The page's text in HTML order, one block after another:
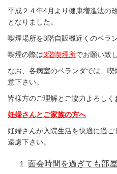
平成２４年4月より健康増進法の
となりました。
喫煙場所を3階自販機近くのベラ
喫煙の際は3階喫煙所でお願い致
なお、各病室のベランダでは、
意下さい。
皆様方のご理解とご協力よろしく
妊婦さんとご家族の方へ
妊婦さんが入院生活を快適に過
遠慮下さい。
面会時間を過ぎても部